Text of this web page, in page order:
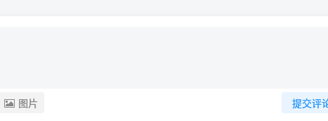
提交评
图片